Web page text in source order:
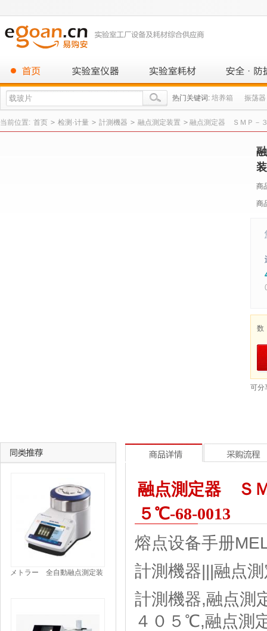
热门关键词: 培养箱 振荡器
当前位置: 首页 > 检测·计量 > 計測機器 > 融点測定装置 > 融点測定器 ＳＭＰ－
商
商
数
可分
融点測定器 Ｓ
５℃-68-0013
熔点设备手册
計測機器|||融点
計測機器,融点測
４０５℃,融点測
メトラー 全自動融点測定装